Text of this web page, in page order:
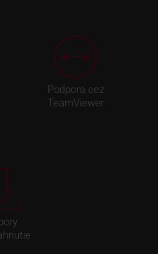
Podpora cez
TeamViewer